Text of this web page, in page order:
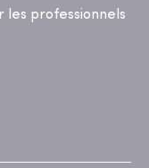
les professionnels